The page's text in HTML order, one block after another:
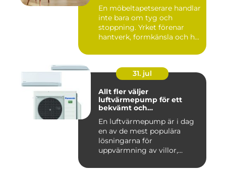
En möbeltapetserare handlar
inte bara om tyg och
stoppning. Yrket förenar
hantverk, formkänsla och h...
31. jul
Allt fler väljer
luftvärmepump för ett
bekvämt och
En luftvärmepump är i dag
en av de mest populära
lösningarna för
uppvärmning av villor,